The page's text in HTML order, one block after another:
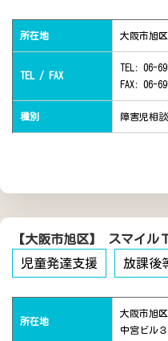
所在地 大阪市旭
TEL / FAX
TEL: 06-
FAX: 06-
種別 障害児相
【大阪市旭区】 スマイル
児童発達支援
放課後
所在地
大阪市旭
中宮ビル